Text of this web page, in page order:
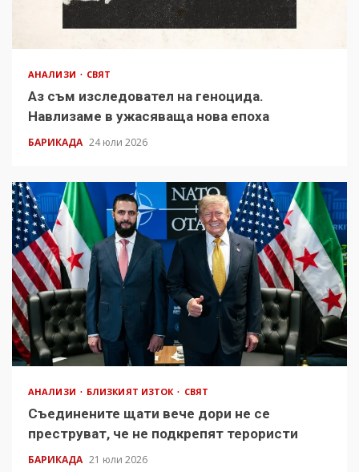
АНАЛИЗИ СВЯТ
Аз съм изследовател на геноцида.
Навлизаме в ужасяваща нова епоха
БАРИКАДА 24 юли 2026
АНАЛИЗИ БЛИЗКИЯТ ИЗТОК СВЯТ
Съединените щати вече дори не се
преструват, че не подкрепят терористи
БАРИКАДА 21 юли 2026